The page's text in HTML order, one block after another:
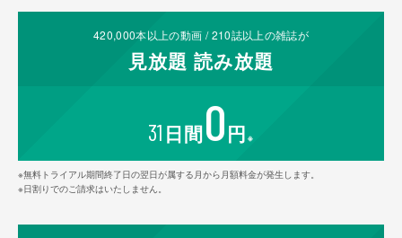
420,000本以上の動画 /210誌以上の雑誌が
見放題 読み放題
31 日間0円 ※
※無料トライアル期間終了日の翌日が属する月から月額料金が発生します。
※日割りでのご請求はいたしません。